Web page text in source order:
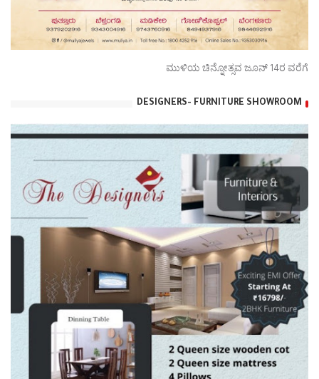
ಮುಳಿಯ ಚಿನ್ನೋತ್ಸವ ಜೂನ್ 14ರ ವರೆಗೆ
DESIGNERS- FURNITURE SHOWROOM